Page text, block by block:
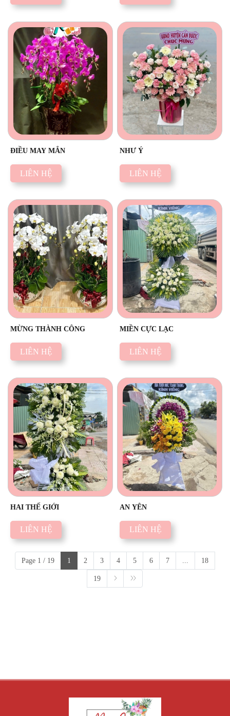
ĐIỀU MAY MẮN
LIÊN HỆ
NHƯ Ý
LIÊN HỆ
MỪNG THÀNH CÔNG
LIÊN HỆ
MIỀN CỰC LẠC
LIÊN HỆ
HAI THẾ GIỚI
LIÊN HỆ
AN YÊN
LIÊN HỆ
Page 1 / 19 1 2 3 4 5 6 7 18
19